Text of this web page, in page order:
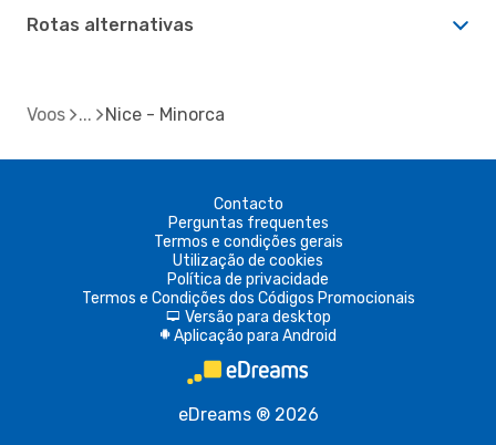
Rotas alternativas
Voos Nice - Minorca
Contacto
Perguntas frequentes
Termos e condições gerais
Utilização de cookies
Política de privacidade
Termos e Condições dos Códigos Promocionais
d Versão para desktop
A Aplicação para Android
eDreams ® 2026